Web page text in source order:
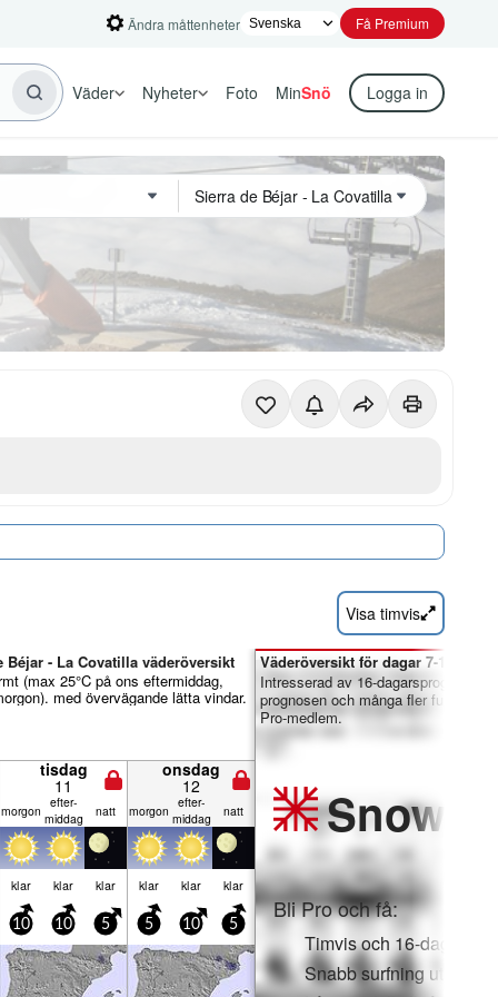
Ändra måttenheter Få Premium
Väder Nyheter Foto MinSnö Logga in
Visa timvis
Béjar - La Covatilla väderöversikt
(max 25°C på ons eftermiddag,
med övervägande lätta vindar.
tisdag
11
onsdag
12
mor­gon efter­
middag
natt mor­gon efter­
middag
natt
klar klar klar klar klar klar
10 10 5 5 10 5
Väderöversikt för dagar 7-16:
Intresserad av 16-
prognosen och många fler
Pro-medlem.
Snow
Bli Pro och få:
Timvis och 16-dagars
Snabb surfning utan